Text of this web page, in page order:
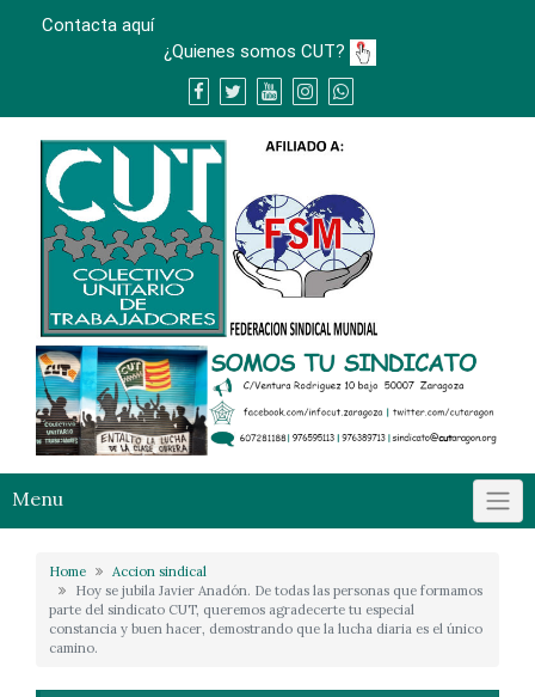
Contacta aquí
¿Quienes somos CUT?
Menu
Home
Accion sindical
Hoy se jubila Javier Anadón. De todas las personas que formamos
parte del sindicato CUT, queremos agradecerte tu especial
constancia y buen hacer, demostrando que la lucha diaria es el único
camino.